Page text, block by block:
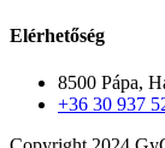
Elérhetőség
8500 Pápa,
+36 30 937